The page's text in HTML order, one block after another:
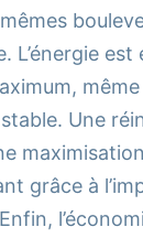
L’énergie est
Une
grâce à